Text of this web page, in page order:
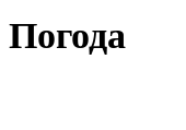
Погода